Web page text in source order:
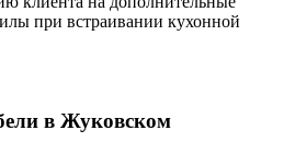
при встраивании кухонной
в Жуковском